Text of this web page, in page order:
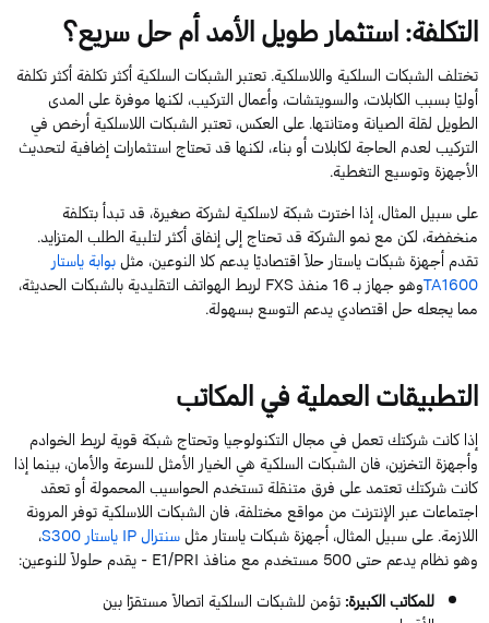
التكلفة: استثمار طويل الأمد أم حل سريع؟
تختلف الشبكات السلكية واللاسلكية. تعتبر الشبكات السلكية أكثر تكلفة أكثر تكلفة
أوليًا بسبب الكابلات، والسويتشات، وأعمال التركيب، لكنها موفرة على المدى
الطويل لقلة الصيانة ومتانتها.على العكس، تعتبر الشبكات اللاسلكية أرخص في
التركيبلعدم الحاجة لكابلات أو بناء، لكنها قد تحتاج استثمارات إضافية لتحديث
الأجهزة وتوسيع التغطية.
على سبيل المثال، إذا اخترت شبكة لاسلكية لشركة صغيرة، قد تبدأ بتكلفة
منخفضة، لكن مع نمو الشركة قد تحتاج إلى إنفاق أكثر لتلبية الطلب المتزايد.
تقدمأجهزة شبكاتياستارحلاً اقتصاديًا يدعم كلاالنوعين، مثلبوابةياستار
TA1600وهو جهاز بـ16منفذFXS لربط الهواتف التقليدية بالشبكات الحديثة،
مما يجعله حل اقتصادي يدعم التوسع بسهولة.
التطبيقات العملية فيالمكاتب
إذا كانت شركتك تعمل في مجال التكنولوجيا وتحتاج شبكة قوية لربط الخوادم
وأجهزة التخزين، فان الشبكات السلكية هي الخيار الأمثل للسرعة والأمان، بينما إذا
كانت شركتك تعتمد على فرق متنقلة تستخدم الحواسيب المحمولة أو تعقد
اجتماعات عبر الإنترنت من مواقع مختلفة، فانالشبكات اللاسلكية توفر المرونة
اللازمة. على سبيل المثال،أجهزة شبكاتياستارمثلسنترالIPياستارS300،
وهو نظام يدعم حتى500 مستخدم مع منافذE1/PRI- يقدم حلولاً للنوعين:
للمكاتب الكبيرة:تؤمنللشبكات السلكية اتصالاً مستقرًا بين